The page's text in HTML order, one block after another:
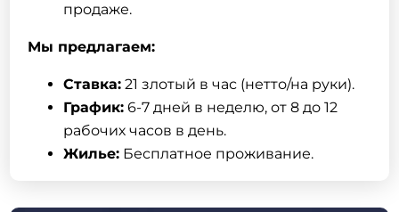
продаже.
Мы предлагаем:
Ставка: 21 злотый в час (нетто/на руки).
График: 6-7 дней в неделю, от 8 до 12
рабочих часов в день.
Жилье: Бесплатное проживание.